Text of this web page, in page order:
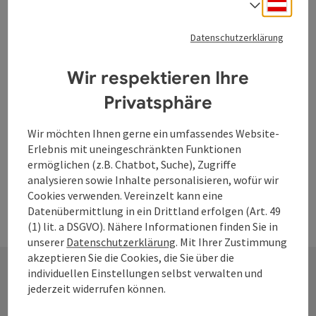
Die Kapelle wird bis heute vor allem im Monat Mai von
Kleinzell im Mühlkreis
Öffnungszeiten
Montag geöffnet
Dienstag geöffnet
Mittwoch geöffnet
DODonnerstag geöffnet
FRFreitag geöffnet
SA Samstag geöffnet
SO Sonntag geöffnet
Feiertag geöffnet
Kontakt
Datenschutzerklärung
Wir respektieren Ihre
Privatsphäre
Wir möchten Ihnen gerne ein umfassendes Website-
Erlebnis mit uneingeschränkten Funktionen
ermöglichen (z.B. Chatbot, Suche), Zugriffe
analysieren sowie Inhalte personalisieren, wofür wir
Cookies verwenden. Vereinzelt kann eine
Datenübermittlung in ein Drittland erfolgen (Art. 49
(1) lit. a DSGVO). Nähere Informationen finden Sie in
unserer Datenschutzerklärung. Mit Ihrer Zustimmung
akzeptieren Sie die Cookies, die Sie über die
individuellen Einstellungen selbst verwalten und
jederzeit widerrufen können.